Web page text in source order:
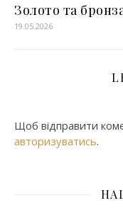
Золото та
19.05.2026
Щоб відправити
авторизуватись.